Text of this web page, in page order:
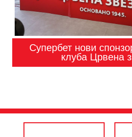
Супербет нови
клуба Црвена